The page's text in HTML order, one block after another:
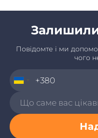
Повідомте і ми
чого